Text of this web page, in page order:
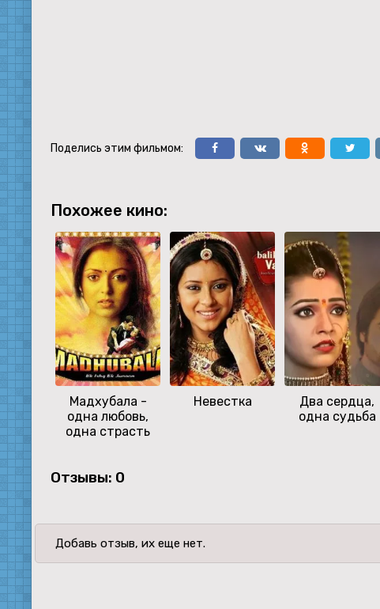
Поделись этим фильмом:
Похожее кино:
Мадхубала -
одна любовь,
одна страсть
Невестка
Два сердца,
одна судьба
Отзывы: 0
Добавь отзыв, их еще нет.